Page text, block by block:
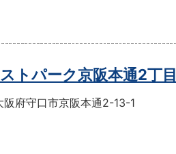
トパーク京阪本通2丁目
阪府守口市京阪本通2-13-1